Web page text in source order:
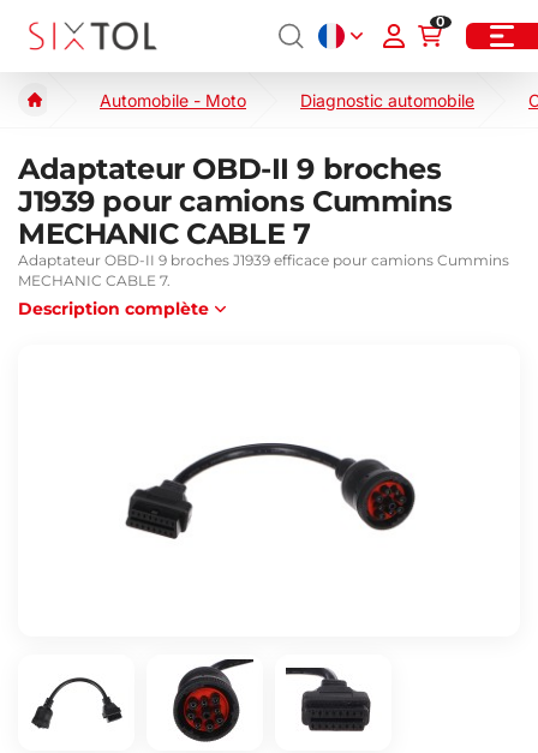
0
Automobile - Moto Diagnostic automobile
Adaptateur OBD-II 9 broches
J1939 pour camions Cummins
MECHANIC CABLE 7
Adaptateur OBD-II 9 broches J1939 efficace pour camions Cummins
MECHANIC CABLE 7.
Description complète